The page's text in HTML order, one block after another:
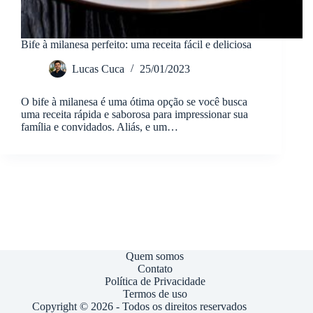
Bife à milanesa perfeito: uma receita fácil e deliciosa
Lucas Cuca 25/01/2023
O bife à milanesa é uma ótima opção se você busca
uma receita rápida e saborosa para impressionar sua
família e convidados. Aliás, e um…
Quem somos
Contato
Política de Privacidade
Termos de uso
Copyright © 2026 - Todos os direitos reservados